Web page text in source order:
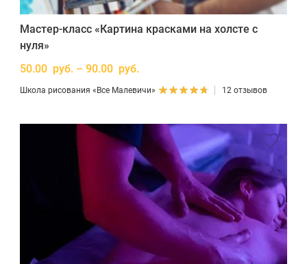
Мастер-класс «Картина красками на холсте с
нуля»
50.00 руб. – 90.00 руб.
Школа рисования «Все Малевичи» 12 отзывов